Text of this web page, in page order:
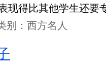
现得比其他学生还要
别：西方名人